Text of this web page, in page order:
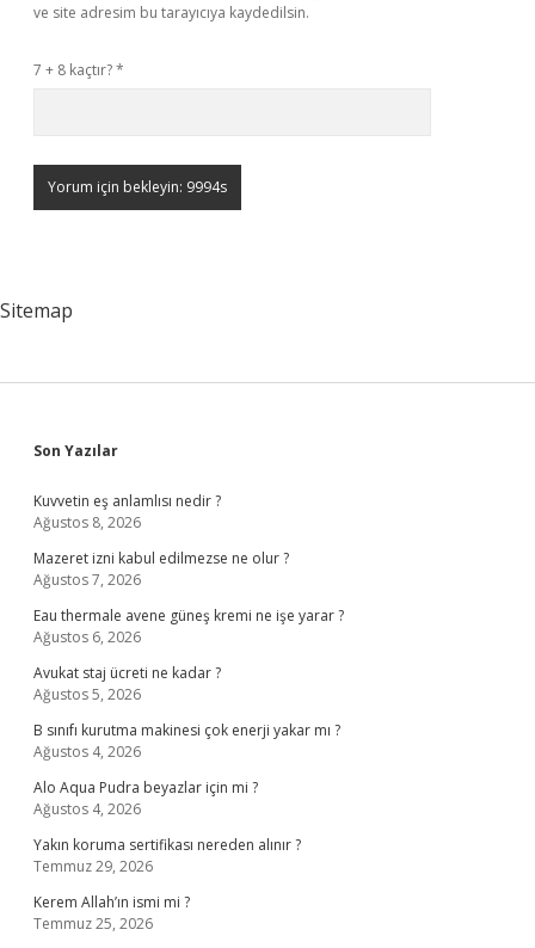
ve site adresim bu tarayıcıya kaydedilsin.
7 + 8 kaçtır?*
Sitemap
Sidebar
Son Yazılar
Kuvvetin eş anlamlısı nedir ?
Ağustos 8, 2026
Mazeret izni kabul edilmezse ne olur ?
Ağustos 7, 2026
Eau thermale avene güneş kremi ne işe yarar ?
Ağustos 6, 2026
Avukat staj ücreti ne kadar ?
Ağustos 5, 2026
B sınıfı kurutma makinesi çok enerji yakar mı ?
Ağustos 4, 2026
Alo Aqua Pudra beyazlar için mi ?
Ağustos 4, 2026
Yakın koruma sertifikası nereden alınır ?
Temmuz 29, 2026
Kerem Allah’ın ismi mi ?
Temmuz 25, 2026